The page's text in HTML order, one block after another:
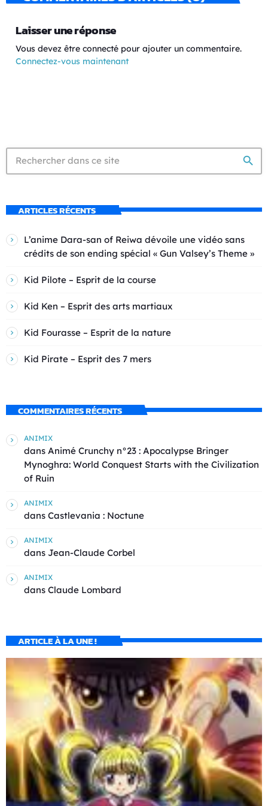
Laisser une réponse
Vous devez être connecté pour ajouter un commentaire.
Connectez-vous maintenant
search
ARTICLES RÉCENTS
L’anime Dara-san of Reiwa dévoile une vidéo sans
crédits de son ending spécial « Gun Valsey’s Theme »
Kid Pilote – Esprit de la course
Kid Ken – Esprit des arts martiaux
Kid Fourasse – Esprit de la nature
Kid Pirate – Esprit des 7 mers
COMMENTAIRES RÉCENTS
ANIMIX
dans Animé Crunchy n°23 : Apocalypse Bringer
Mynoghra: World Conquest Starts with the Civilization
of Ruin
ANIMIX
dans Castlevania : Noctune
ANIMIX
dans Jean-Claude Corbel
ANIMIX
dans Claude Lombard
ARTICLE À LA UNE !